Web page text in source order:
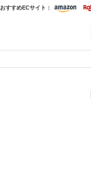
おすすめECサイト：